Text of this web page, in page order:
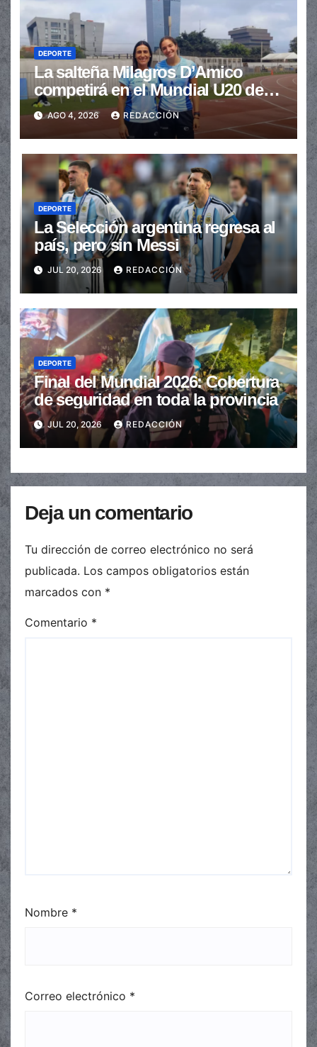
DEPORTE
La salteña Milagros D’Amico
competirá en el Mundial U20 de
Atletismo
AGO 4, 2026 REDACCIÓN
DEPORTE
La Selección argentina regresa al
país, pero sin Messi
JUL 20, 2026 REDACCIÓN
DEPORTE
Final del Mundial 2026: Cobertura
de seguridad en toda la provincia
JUL 20, 2026 REDACCIÓN
Deja un comentario
Tu dirección de correo electrónico no será
publicada. Los campos obligatorios están
marcados con *
Comentario *
Nombre *
Correo electrónico *